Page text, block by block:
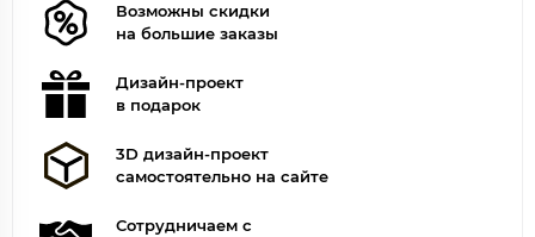
Возможны скидки
на большие заказы
Дизайн-проект
в подарок
3D дизайн-проект
самостоятельно на сайте
Сотрудничаем с